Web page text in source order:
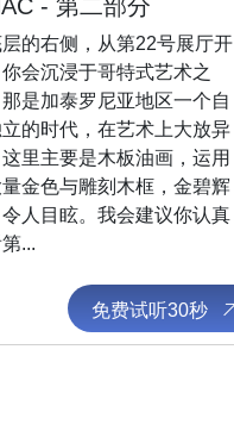
- 第二部分
的右侧，从第22号展厅开
会沉浸于哥特式艺术之
是加泰罗尼亚地区一个自
的时代，在艺术上大放异
里主要是木板油画，运用
金色与雕刻木框，金碧辉
人目眩。我会建议你认真
...
免费试听30秒